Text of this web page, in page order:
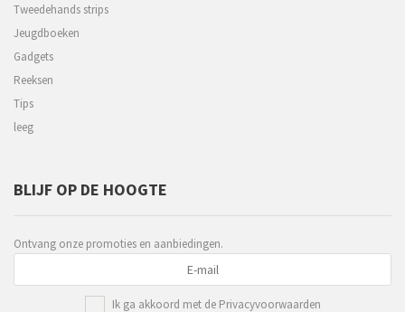
Tweedehands strips
Jeugdboeken
Gadgets
Reeksen
Tips
leeg
BLIJF OP DE HOOGTE
Ontvang onze promoties en aanbiedingen.
Ik ga akkoord met de Privacyvoorwaarden